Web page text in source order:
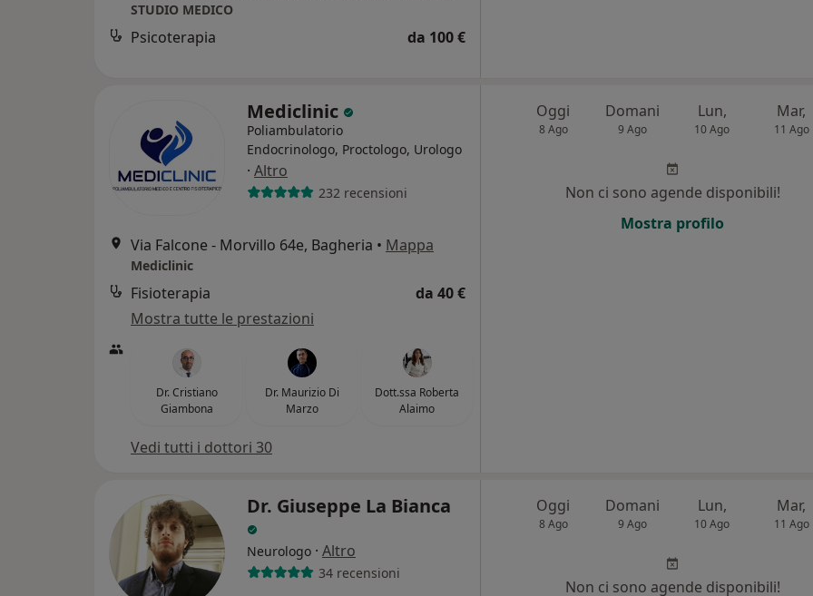
STUDIO MEDICO
Psicoterapia da 100 €
Mediclinic
Poliambulatorio
Endocrinologo, Proctologo, Urologo
· Altro
232 recensioni
Via Falcone - Morvillo 64e, Bagheria • Mappa
Mediclinic
Fisioterapia
da 40 €
Mostra tutte le prestazioni
Dr. Cristiano
Giambona
Dr. Maurizio Di
Marzo
Dott.ssa Roberta
Alaimo
Vedi tutti i dottori 30
Oggi
8 Ago
Domani
9 Ago
Lun,
10 Ago
Mar,
11 Ago
Non ci sono agende disponibili!
Mostra profilo
Dr. Giuseppe La Bianca
Neurologo · Altro
34 recensioni
Oggi
8 Ago
Domani
9 Ago
Lun,
10 Ago
Mar,
11 Ago
Non ci sono agende disponibili!